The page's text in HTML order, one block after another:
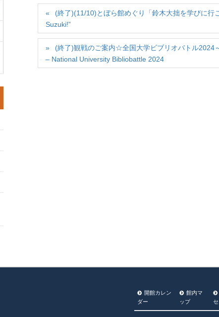
(終了)(11/10)とぼら館めぐり「鈴木大拙を学びに行
Suzuki!”
(終了)観戦のご案内☆全国大学ビブリオバトル2024
– National University Bibliobattle 2024
開館カレン
ダー
館内マ
ップ
セ